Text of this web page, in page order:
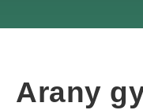
Arany